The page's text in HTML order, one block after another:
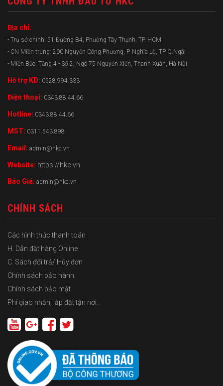
Địa chỉ:
- Trụ sở chính: 51 Đường B4, Phường Tây Thạnh, TP. HCM
- CN Miền trung: 200 Nguyễn Công Phương, P. Nghĩa Lộ, TP Q.Ngãi
- Miền Bắc: Tầng 4 - Số 2, Ngõ 75 Nguyễn Xiển, Thanh Xuân, Hà Nội
Hỗ trợ KD: 0528.994.333
Điện thoại: 0343.88.44.66
Hotline: 0343.88.44.66
MST: 0311.543.898
Email: admin@hkc.vn
Website: https://hkc.vn
Báo Giá: admin@hkc.vn
CHÍNH SÁCH
Các hình thức thanh toán
H. Dẫn đặt hàng Online
C. Sách đổi trả/ Hủy đơn
Chính sách bảo hành
Chính sách bảo mật
Phí giao nhận, lắp đặt tận nơi.